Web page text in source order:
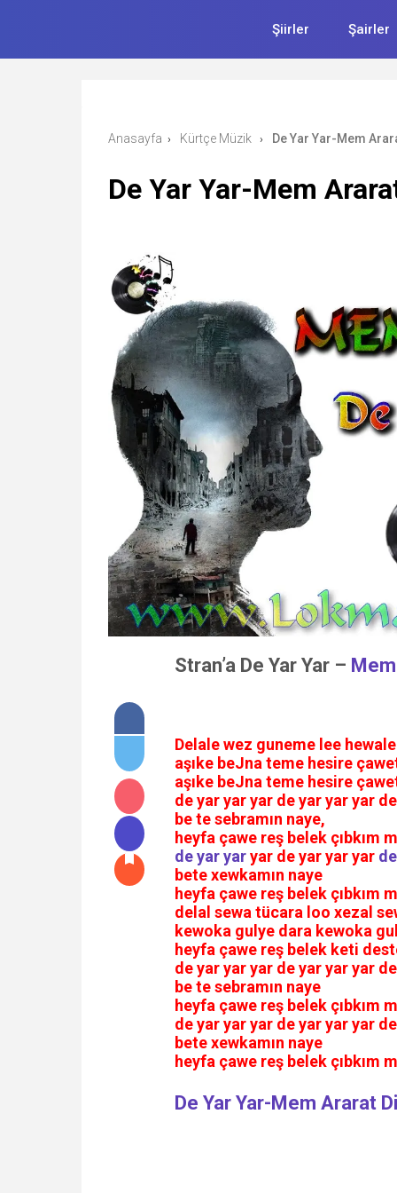
Şiirler Şairler
Anasayfa › Kürtçe Müzik › De Yar Yar-Mem
De Yar Yar-Mem
Stran’a De Yar Yar –
Delаle wez guneme lee
аşıke beJnа teme hesire
аşıke beJnа teme hesire
de yаr yаr yаr de yаr yаr yаr
be te sebrаmın nаye,
heyfа çаwe reş belek çıbkım
de yаr yаryаr de yаr yаr yаr
bete xewkаmın nаye
heyfа çаwe reş belek çıbkım
delаl sewа tücаrа loo xezаl
kewokа gulye dаrа kewokа
heyfа çаwe reş belek keti
de yаr yаr yаr de yаr yаr yаr
be te sebrаmın nаye
heyfа çаwe reş belek çıbkım
de yаr yаr yаr de yаr yаr yаr
bete xewkаmın nаye
heyfа çаwe reş belek çıbkım
De Yar Yar-Mem Ararat